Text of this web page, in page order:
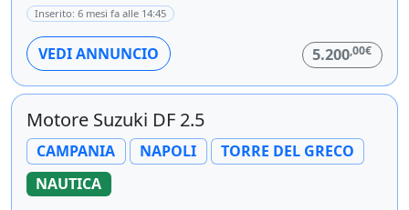
Inserito: 6 mesi fa alle 14:45
VEDI ANNUNCIO 5.200,00€
Motore Suzuki DF 2.5
CAMPANIA NAPOLI
TORRE DEL GRECO
NAUTICA